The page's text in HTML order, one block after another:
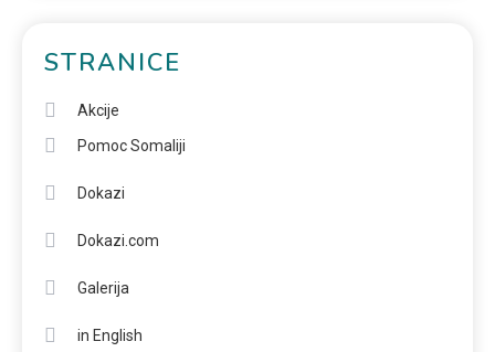
STRANICE
Akcije
Pomoc Somaliji
Dokazi
Dokazi.com
Galerija
in English